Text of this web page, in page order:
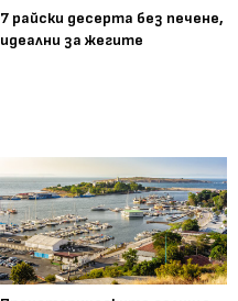
7 райски десерта без печене,
идеални за жегите